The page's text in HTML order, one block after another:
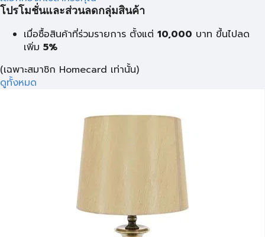
โปรโมชั่นและส่วนลดกลุ่มสินค้า
เมื่อซื้อสินค้าที่ร่วมรายการ ตั้งแต่ 10,000 บาท ขึ้นไปลด
เพิ่ม 5%
(เฉพาะสมาชิก Homecard เท่านั้น)
ดูทั้งหมด